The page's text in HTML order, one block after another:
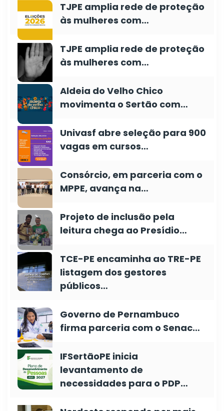
TJPE amplia rede de proteção
às mulheres com…
TJPE amplia rede de proteção
às mulheres com…
Aldeia do Velho Chico
movimenta o Sertão com…
Univasf abre seleção para 900
vagas em cursos…
Consórcio, em parceria com o
MPPE, avança na…
Projeto de inclusão pela
leitura chega ao Presídio…
TCE-PE encaminha ao TRE-PE
listagem dos gestores
públicos…
Governo de Pernambuco
firma parceria com o Senac…
IFSertãoPE inicia
levantamento de
necessidades para o PDP…